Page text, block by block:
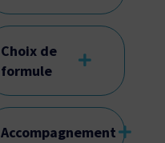
Choix de
formule
Accompagnement